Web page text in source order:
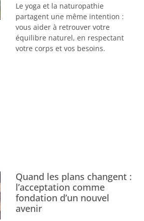
Le yoga et la naturopathie
partagent une même intention :
vous aider à retrouver votre
équilibre naturel, en respectant
votre corps et vos besoins.
Quand les plans changent :
l’acceptation comme
fondation d’un nouvel
avenir